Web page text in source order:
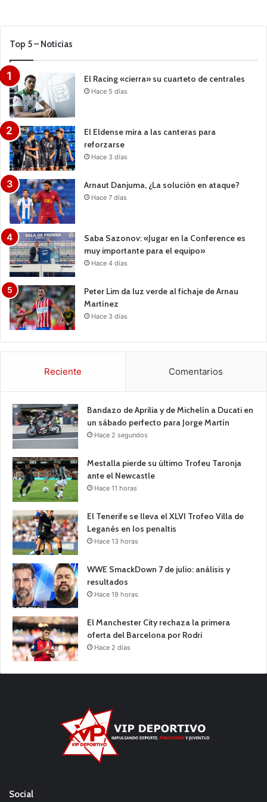
Top 5 – Noticias
El Racing «cierra» su cuarteto de centrales
Hace 5 días
El Eldense mira a las canteras para
reforzarse
Hace 3 días
Arnaut Danjuma, ¿La solución en ataque?
Hace 7 días
Saba Sazonov: «Jugar en la Conference es
muy importante para el equipo»
Hace 4 días
Peter Lim da luz verde al fichaje de Arnau
Martínez
Hace 3 días
Reciente Comentarios
Bandazo de Aprilia y de Michelín a Ducati en
un sábado perfecto para Jorge Martín
Hace 2 segundos
Mestalla pierde su último Trofeu Taronja
ante el Newcastle
Hace 11 horas
El Tenerife se lleva el XLVI Trofeo Villa de
Leganés en los penaltis
Hace 13 horas
WWE SmackDown 7 de julio: análisis y
resultados
Hace 19 horas
El Manchester City rechaza la primera
oferta del Barcelona por Rodri
Hace 2 días
Social